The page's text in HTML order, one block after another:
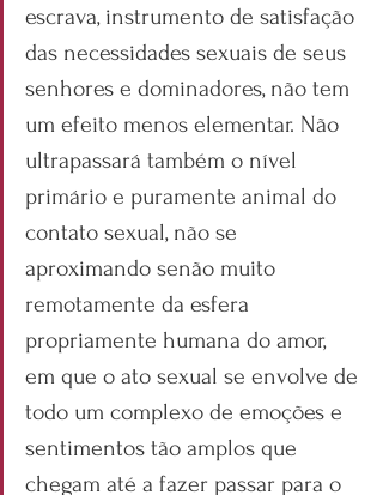
escrava, instrumento de satisfação
das necessidades sexuais de seus
senhores e dominadores, não tem
um efeito menos elementar. Não
ultrapassará também o nível
primário e puramente animal do
contato sexual, não se
aproximando senão muito
remotamente da esfera
propriamente humana do amor,
em que o ato sexual se envolve de
todo um complexo de emoções e
sentimentos tão amplos que
chegam até a fazer passar para o